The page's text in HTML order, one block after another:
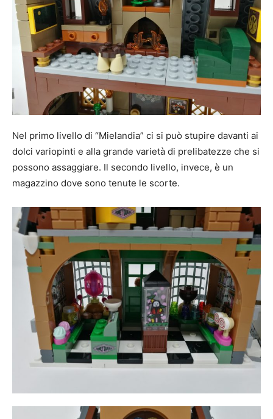
Nel primo livello di “Mielandia” ci si può stupire davanti ai
dolci variopinti e alla grande varietà di prelibatezze che si
possono assaggiare. Il secondo livello, invece, è un
magazzino dove sono tenute le scorte.